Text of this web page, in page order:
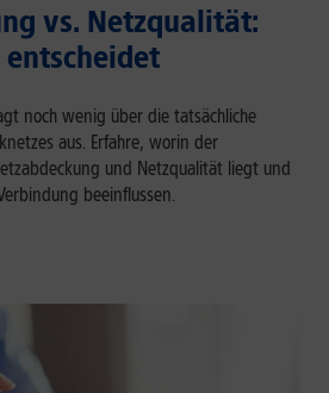
vs. Netzqualität:
noch wenig über die tatsächliche
aus. Erfahre, worin der
und Netzqualität liegt und
beeinflussen.